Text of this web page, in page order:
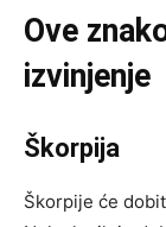
Ove
izvinjenje
Škorpija
Škorpije će